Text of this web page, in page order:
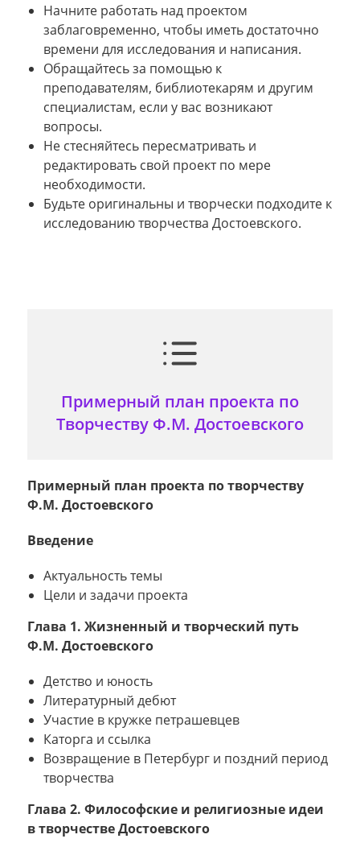
Начните работать над проектом
заблаговременно, чтобы иметь достаточно
времени для исследования и написания.
Обращайтесь за помощью к
преподавателям, библиотекарям и другим
специалистам, если у вас возникают
вопросы.
Не стесняйтесь пересматривать и
редактировать свой проект по мере
необходимости.
Будьте оригинальны и творчески подходите к
исследованию творчества Достоевского.
Примерный план проекта по
Творчеству Ф.М. Достоевского
Примерный план проекта по творчеству
Ф.М. Достоевского
Введение
Актуальность темы
Цели и задачи проекта
Глава 1. Жизненный и творческий путь
Ф.М. Достоевского
Детство и юность
Литературный дебют
Участие в кружке петрашевцев
Каторга и ссылка
Возвращение в Петербург и поздний период
творчества
Глава 2. Философские и религиозные идеи
в творчестве Достоевского